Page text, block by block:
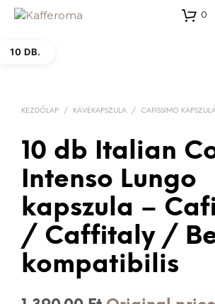
0
10 DB.
KEZDŐLAP / KÁVÉKAPSZULA / CAFISSIMO
10 db Italian
Intenso Lungo
kapszula –
/ Caffitaly /
kompatibilis